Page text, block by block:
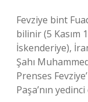
Fevziye bint
bilinir (5 Kasım
İskenderiye),
Şahı
Prenses
Paşa’nın